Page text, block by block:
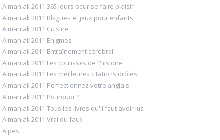
Almaniak 2011 365 jours pour se faire plaisir
Almaniak 2011 Blagues et jeux pour enfants
Almaniak 2011 Cuisine
Almaniak 2011 Enigmes
Almaniak 2011 Entraînement cérébral
Almaniak 2011 Les coulisses de l'histoire
Almaniak 2011 Les meilleures citations drôles
Almaniak 2011 Perfectionnez votre anglais
Almaniak 2011 Pourquoi ?
Almaniak 2011 Tous les livres qu'il faut avoir lus
Almaniak 2011 Vrai ou faux
Alpes